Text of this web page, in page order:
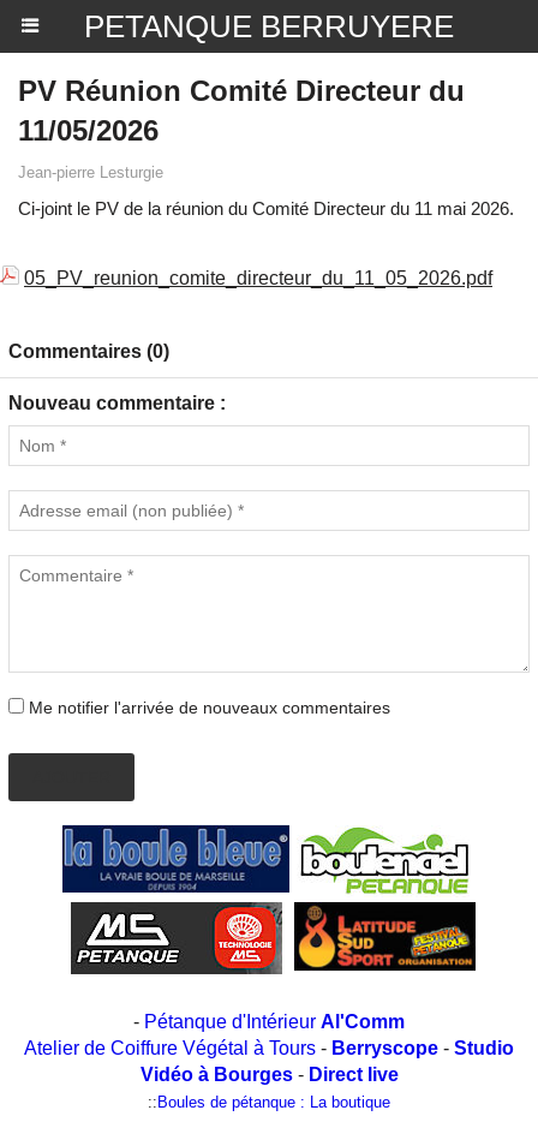
PETANQUE BERRUYERE
PV Réunion Comité Directeur du
11/05/2026
Jean-pierre Lesturgie
Ci-joint le PV de la réunion du Comité Directeur du 11 mai 2026.
05_PV_reunion_comite_directeur_du_11_05_2026.pdf
Commentaires (0)
Nouveau commentaire :
Me notifier l'arrivée de nouveaux commentaires
- Pétanque d'Intérieur Al'Comm
Atelier de Coiffure Végétal à Tours - Berryscope - Studio
Vidéo à Bourges- Direct live
:: Boules de pétanque : La boutique